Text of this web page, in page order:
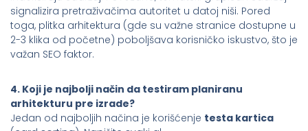
signalizira pretraživačima autoritet u datoj niši. Pored
toga, plitka arhitektura (gde su važne stranice dostupne u
2-3 klika od početne) poboljšava korisničko iskustvo, što je
važan SEO faktor.
4. Koji je najbolji način da testiram planiranu
arhitekturu pre izrade?
Jedan od najboljih načina je korišćenje testa kartica